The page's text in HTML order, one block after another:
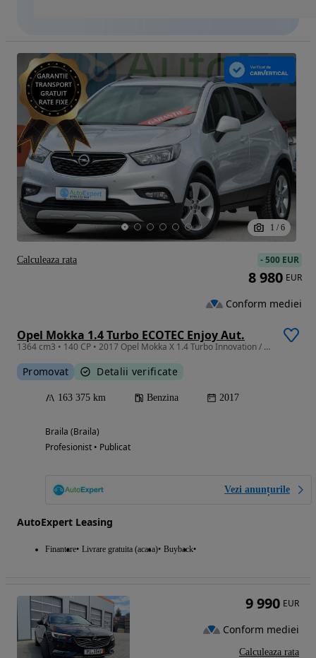
1 / 6
Opel Mokka 1.4 Turbo ECOTEC Enjoy Aut.
1364 cm3 • 140 CP • 2017 Opel Mokka X 1.4 Turbo Innovation / RATE FIXE / AVANS 0 /Garanție
Promovat Detalii verificate
163 375 km Benzina 2017
Braila (Braila)
Profesionist • Publicat
Vezi anunțurile
AutoExpert Leasing
Finantare Livrare gratuita (acasa) Buyback
-500 EUR
8 980 EUR
Conform mediei
Calculeaza rata
9 990 EUR
Conform mediei
Calculeaza rata